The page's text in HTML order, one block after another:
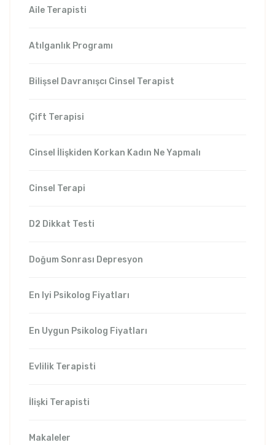
Aile Terapisti
Atılganlık Programı
Bilişsel Davranışcı Cinsel Terapist
Çift Terapisi
Cinsel İlişkiden Korkan Kadın Ne Yapmalı
Cinsel Terapi
D2 Dikkat Testi
Doğum Sonrası Depresyon
En Iyi Psikolog Fiyatları
En Uygun Psikolog Fiyatları
Evlilik Terapisti
İlişki Terapisti
Makaleler